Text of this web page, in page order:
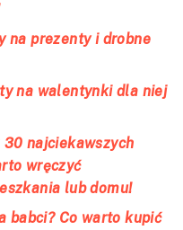
na prezenty i drobne
na walentynki dla niej
najciekawszych
wręczyć
lub domu!
babci? Co warto kupić